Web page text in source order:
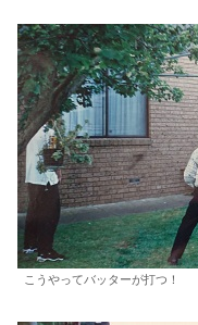
こうやってバッターが打つ！